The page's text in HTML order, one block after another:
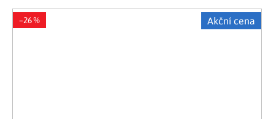
Akční cena
–26 %